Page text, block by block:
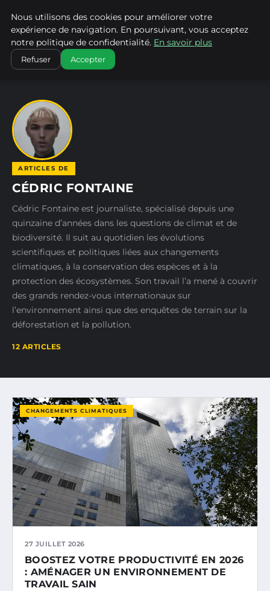
CLIMATECHANGENEBRASKA
ACCUEIL AUTEURS CÉDRIC FONTAINE
ARTICLES DE
CÉDRIC FONTAINE
Cédric Fontaine est journaliste, spécialisé depuis une
quinzaine d’années dans les questions de climat et de
biodiversité. Il suit au quotidien les évolutions
scientifiques et politiques liées aux changements
climatiques, à la conservation des espèces et à la
protection des écosystèmes. Son travail l’a mené à couvrir
des grands rendez-vous internationaux sur
l’environnement ainsi que des enquêtes de terrain sur la
déforestation et la pollution.
12 ARTICLES
CHANGEMENTS CLIMATIQUES
27 JUILLET 2026
BOOSTEZ VOTRE PRODUCTIVITÉ EN 2026
: AMÉNAGER UN ENVIRONNEMENT DE
TRAVAIL SAIN
Nous utilisons des cookies pour améliorer votre
expérience de navigation. En poursuivant, vous acceptez
notre politique de confidentialité. En savoir plus
Refuser Accepter